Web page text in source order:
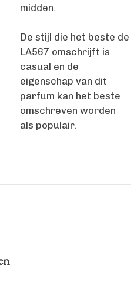
midden.
De stijl die het beste de
LA567 omschrijft is
casual en de
eigenschap van dit
parfum kan het beste
omschreven worden
als populair.